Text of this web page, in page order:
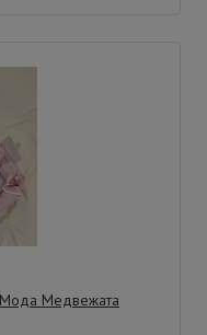
Медвежата